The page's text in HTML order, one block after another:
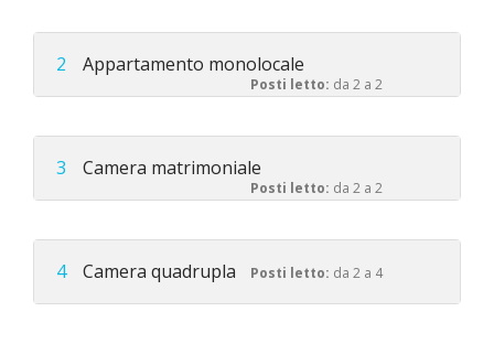
2 Appartamento monolocale
Posti letto: da 2 a 2
3 Camera matrimoniale
Posti letto: da 2 a 2
4 Camera quadrupla Posti letto: da 2 a 4